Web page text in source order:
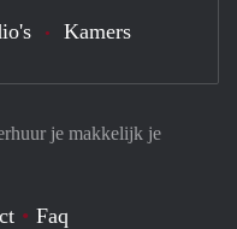
je makkelijk je
Faq
Kamers